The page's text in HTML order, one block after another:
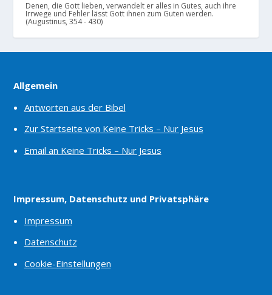
Denen, die Gott lieben, verwandelt er alles in Gutes, auch ihre
Irrwege und Fehler lässt Gott ihnen zum Guten werden.
(Augustinus, 354 - 430)
Allgemein
Antworten aus der Bibel
Zur Startseite von Keine Tricks – Nur Jesus
Email an Keine Tricks – Nur Jesus
Impressum, Datenschutz und Privatsphäre
Impressum
Datenschutz
Cookie-Einstellungen